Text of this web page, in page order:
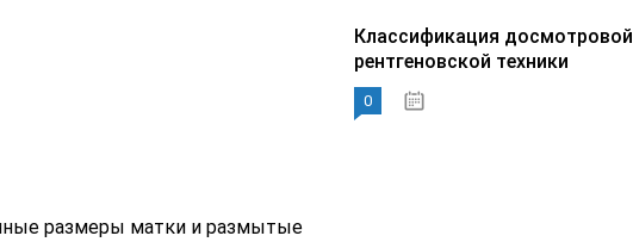
размеры матки и размытые
Классификация досмотровой
рентгеновской техники
0